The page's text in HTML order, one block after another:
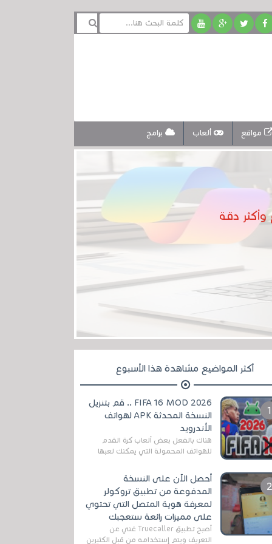
مواقع ألعاب برامج
أكثر المواضيع مشاهدة هذا الأسبوع
FIFA 16 MOD 2026 .. قم بتنزيل
النسخة المحدثة APK لهواتف
الأندرويد
هناك بالفعل بعض ألعاب كرة القدم
للهواتف المحمولة التي يمكنك لعبها
مثل EA Sports ...
أحصل الآن على النسخة
المدفوعة من تطبيق تروكولر
لمعرفة هوية المتصل التي تحتوي
على مميزات رائعة ستعجبك
أصبح تطبيق Truecaller غني عن
التعريف ويتم إستخدامه من قبل الكثيرين